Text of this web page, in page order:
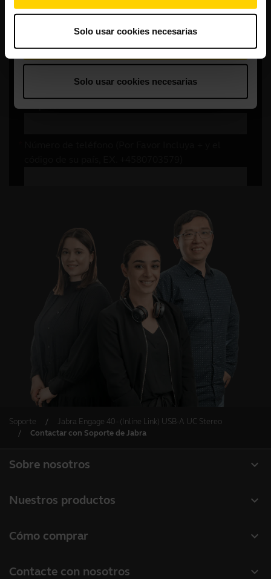
Solo usar cookies necesarias
Soporte
Jabra Engage 40 - (Inline Link) USB-A UC Stereo
Contactar con Soporte de Jabra
expand_more
Sobre nosotros
Sostenibilidad
expand_more
Nuestros productos
Cámaras de conferencia
expand_more
Cómo comprar
expand_more
Contacte con nosotros